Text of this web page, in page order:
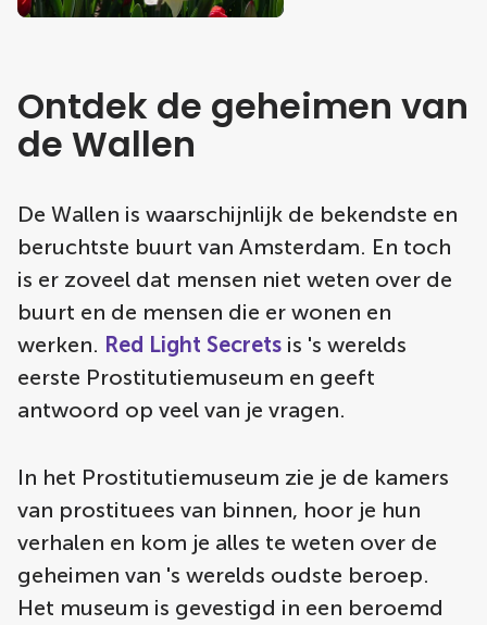
Ontdek de geheimen van
de Wallen
De Wallen is waarschijnlijk de bekendste en
beruchtste buurt van Amsterdam. En toch
is er zoveel dat mensen niet weten over de
buurt en de mensen die er wonen en
werken. Red Light Secrets is 's werelds
eerste Prostitutiemuseum en geeft
antwoord op veel van je vragen.
In het Prostitutiemuseum zie je de kamers
van prostituees van binnen, hoor je hun
verhalen en kom je alles te weten over de
geheimen van 's werelds oudste beroep.
Het museum is gevestigd in een beroemd